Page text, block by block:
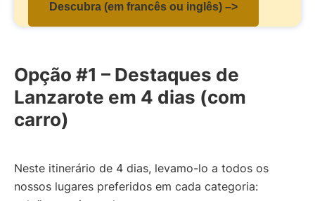
Descubra (em francês ou inglês) –>
Opção #1 – Destaques de
Lanzarote em 4 dias (com
carro)
Neste itinerário de 4 dias, levamo-lo a todos os
nossos lugares preferidos em cada categoria: